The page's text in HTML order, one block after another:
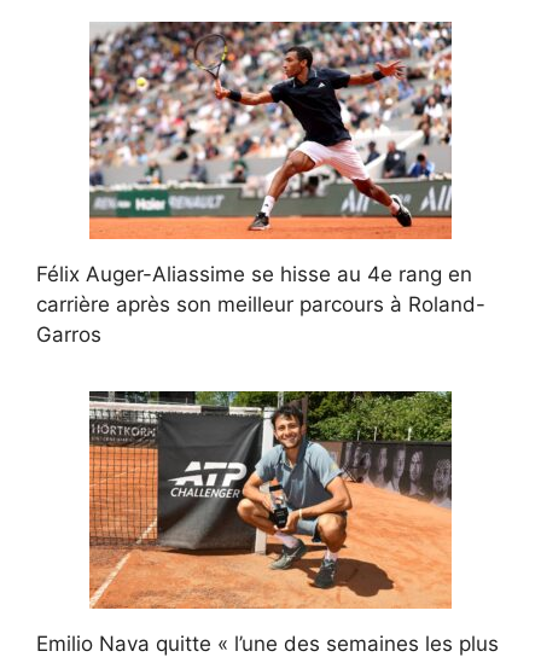
Félix Auger-Aliassime se hisse au 4e rang en
carrière après son meilleur parcours à Roland-
Garros
Emilio Nava quitte « l’une des semaines les plus